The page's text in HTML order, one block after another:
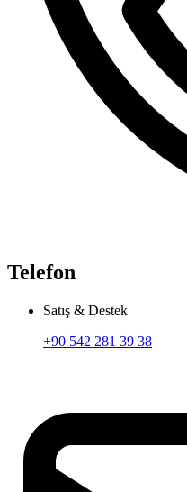
Telefon
Satış & Destek
+90 542 281 39 38